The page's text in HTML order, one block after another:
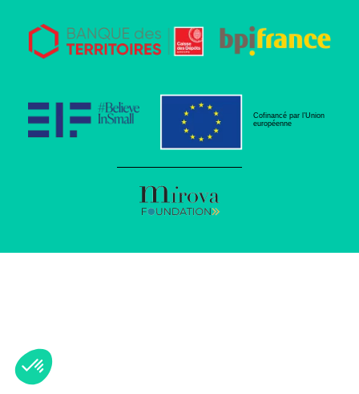
Cofinancé par l’Union
européenne